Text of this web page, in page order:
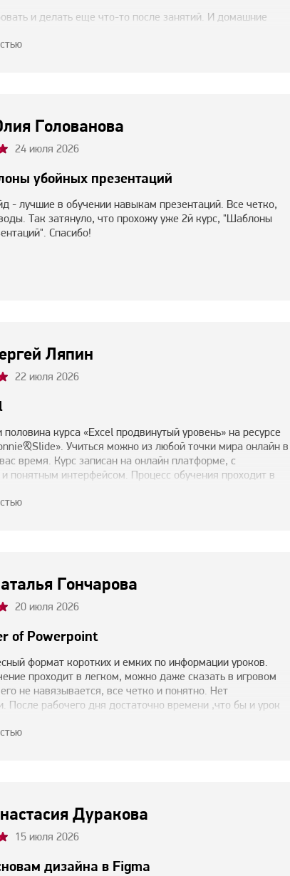
и делать еще что-то после занятий. И домашние
в освоении курса.
Голованова
24 июля 2026
убойных презентаций
- лучшие в обучении навыкам презентаций. Все четко,
Так затянуло, что прохожу уже 2й курс, "Шаблоны
Спасибо!
Ляпин
22 июля 2026
курса «Excel продвинутый уровень» на ресурсе
Учиться можно из любой точки мира онлайн в
время. Курс записан на онлайн платформе, с
понятным интерфейсом. Процесс обучения проходит в
формул и настроек Excel. Пока все нравится - надеюсь
Гончарова
20 июля 2026
of Powerpoint
формат коротких и емких по информации уроков.
проходит в легком, можно даже сказать в игровом
не навязывается, все четко и понятно. Нет
После рабочего дня достаточно времени ,что бы и урок
домашней работы-это отдельная мотивация!
Дуракова
15 июля 2026
дизайна в Figma